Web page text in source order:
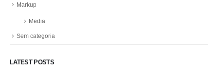
Markup
Media
Sem categoria
LATEST POSTS